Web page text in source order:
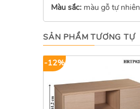
Màu sắc: màu gỗ tự nhiên
SẢN PHẨM TƯƠNG TỰ
-12%